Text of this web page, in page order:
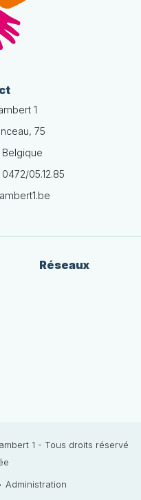
1
75
05.12.85
Réseaux
1 - Tous droits réservé
Administration